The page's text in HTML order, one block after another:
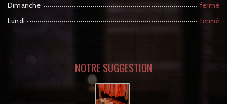
Dimanche
fermé
Lundi
fermé
NOTRE SUGGESTION